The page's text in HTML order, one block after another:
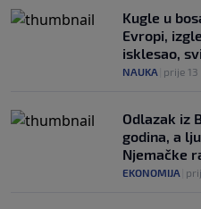
Kugle u
Evropi,
isklesao,
NAUKA prije 13
Odlazak iz
godina, a
Njemačke
EKONOMIJA